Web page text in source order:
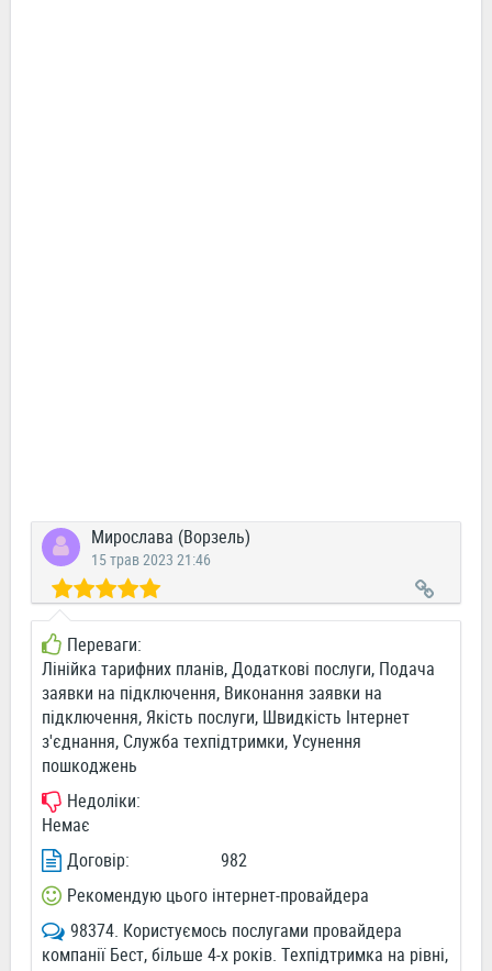
Мирослава (Ворзель)
15 трав 2023 21:46
Переваги:
Лінійка тарифних планів, Додаткові послуги, Подача
заявки на підключення, Виконання заявки на
підключення, Якість послуги, Швидкість Інтернет
з'єднання, Служба техпідтримки, Усунення
пошкоджень
Недоліки:
Немає
Договір:
982
Рекомендую цього інтернет-провайдера
98374. Користуємось послугами провайдера
компанії Бест, більше 4-х років. Техпідтримка на рівні,